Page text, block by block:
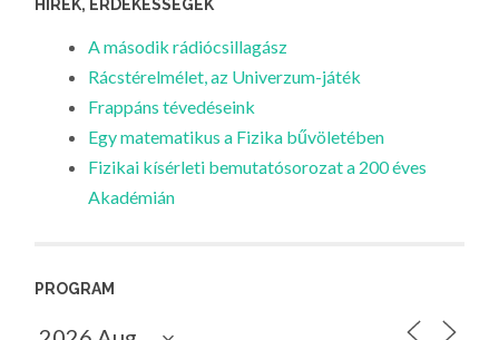
HÍREK, ÉRDEKESSÉGEK
A második rádiócsillagász
Rácstérelmélet, az Univerzum-játék
Frappáns tévedéseink
Egy matematikus a Fizika bűvöletében
Fizikai kísérleti bemutatósorozat a 200 éves
Akadémián
PROGRAM